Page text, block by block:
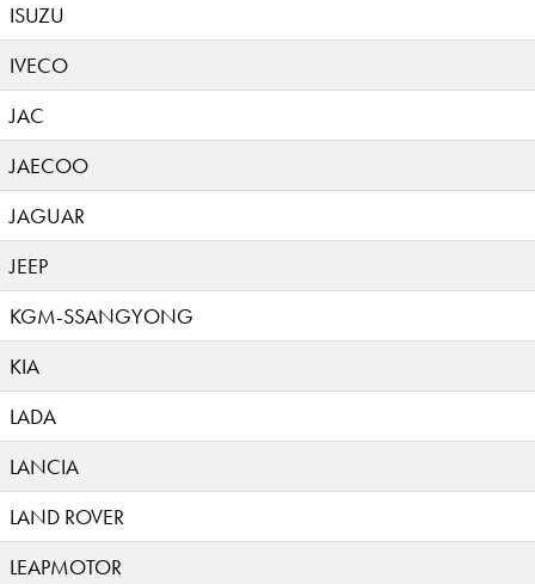
ISUZU
IVECO
JAC
JAECOO
JAGUAR
JEEP
KGM-SSANGYONG
KIA
LADA
LANCIA
LAND ROVER
LEAPMOTOR